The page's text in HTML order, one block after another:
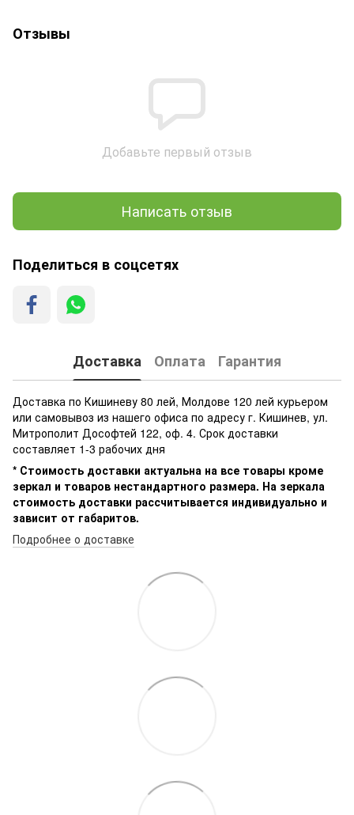
Отзывы
Добавьте первый отзыв
Написать отзыв
Поделиться в соцсетях
Доставка Оплата Гарантия
Доставка по Кишиневу 80 лей, Молдове 120 лей курьером
или самовывоз из нашего офиса по адресу г. Кишинев, ул.
Митрополит Дософтей 122, оф. 4. Срок доставки
составляет 1-3 рабочих дня
* Стоимость доставки актуальна на все товары кроме
зеркал и товаров нестандартного размера. На зеркала
стоимость доставки рассчитывается индивидуально и
зависит от габаритов.
Подробнее о доставке